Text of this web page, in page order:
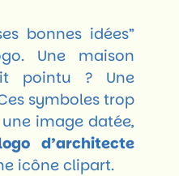
bonnes idées”
Une maison
pointu ? Une
symboles trop
image datée,
d’architecte
icône clipart.